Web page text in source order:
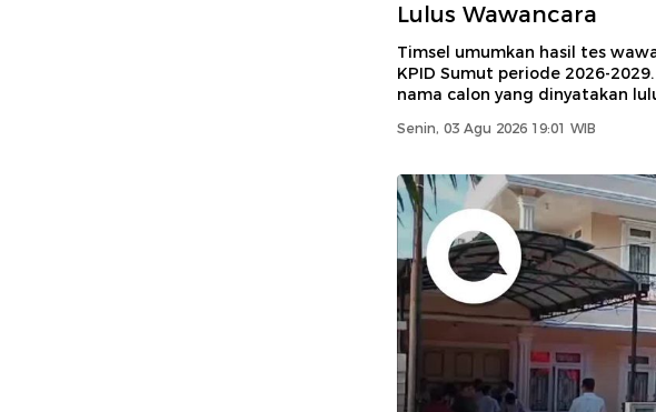
Lulus Wawancara
Timsel umumkan hasil tes
KPID Sumut periode 2026-
nama calon yang dinyatakan
Senin, 03 Agu 2026 19:01 WIB